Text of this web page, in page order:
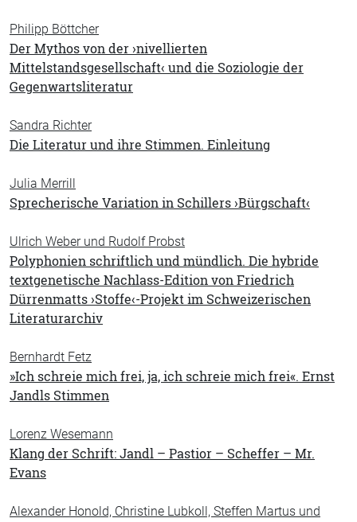
Philipp Böttcher
Der Mythos von der ›nivellierten
Mittelstandsgesellschaft‹ und die Soziologie der
Gegenwartsliteratur
Sandra Richter
Die Literatur und ihre Stimmen. Einleitung
Julia Merrill
Sprecherische Variation in Schillers ›Bürgschaft‹
Ulrich Weber und Rudolf Probst
Polyphonien schriftlich und mündlich. Die hybride
textgenetische Nachlass-Edition von Friedrich
Dürrenmatts ›Stoffe‹-Projekt im Schweizerischen
Literaturarchiv
Bernhardt Fetz
»Ich schreie mich frei, ja, ich schreie mich frei«. Ernst
Jandls Stimmen
Lorenz Wesemann
Klang der Schrift: Jandl – Pastior – Scheffer – Mr.
Evans
Alexander Honold, Christine Lubkoll, Steffen Martus und